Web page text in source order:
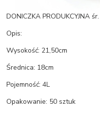
DONICZKA PRODUKCYJNA
Opis:
Wysokość: 21,50cm
Średnica: 18cm
Pojemność: 4L
Opakowanie: 50 sztuk